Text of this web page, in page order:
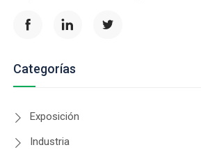
Categorías
Exposición
Industria